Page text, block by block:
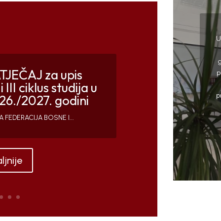
za upis
ciklus studija u
2027. godini
FEDERACIJA BOSNE I...
Prvog maja
rada!